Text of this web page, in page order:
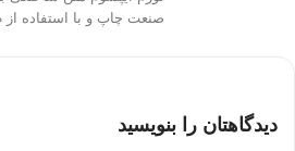
صنعت چاپ و با استفاده
دیدگاهتان را بنویسید